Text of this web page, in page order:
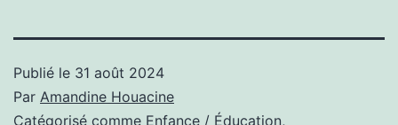
Publié le 31 août 2024
Par Amandine Houacine
Catégorisé comme Enfance / Éducation,